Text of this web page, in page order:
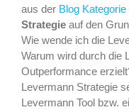
aus der Blog
Strategie auf den
Wie wende ich die
Warum wird durch die
Outperformance
Levermann Strategie
Levermann Tool bzw.